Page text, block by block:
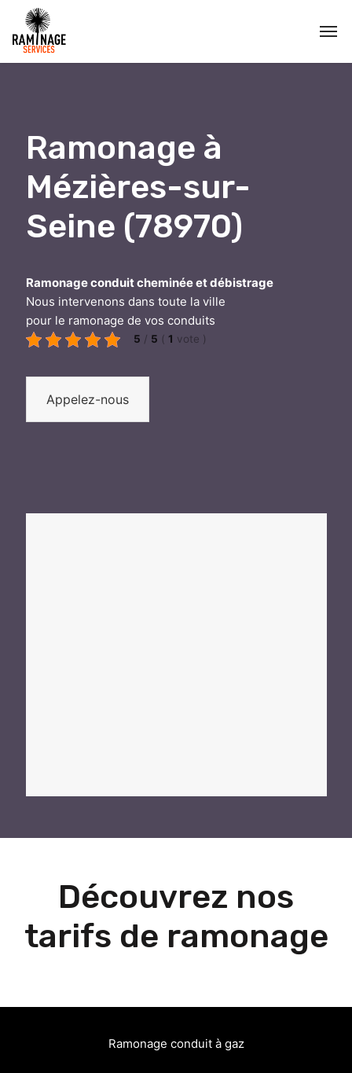
Ramonage à
Mézières-sur-
Seine (78970)
Ramonage conduit cheminée et débistrage
Nous intervenons dans toute la ville
pour le ramonage de vos conduits
5 / 5 ( 1 vote )
Appelez-nous
Découvrez nos
tarifs de ramonage
Ramonage conduit à gaz